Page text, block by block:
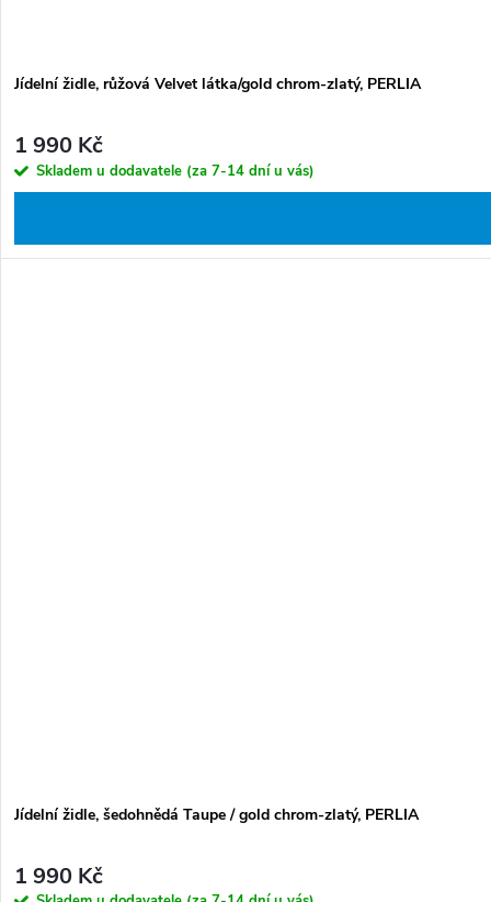
Jídelní židle, růžová Velvet látka/gold chrom-zlatý, PERLIA
1 990 Kč
Skladem u dodavatele (za 7-14 dní u vás)
Jídelní židle, šedohnědá Taupe / gold chrom-zlatý, PERLIA
1 990 Kč